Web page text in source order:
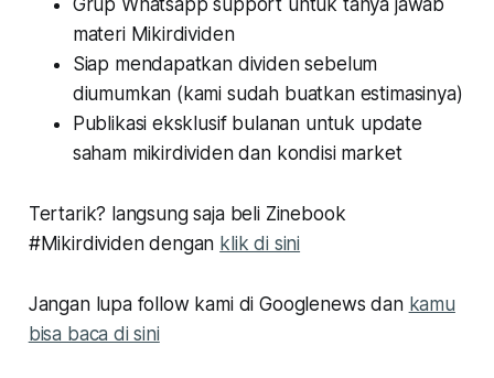
materi Mikirdividen
Siap mendapatkan dividen sebelum
diumumkan (kami sudah buatkan estimasinya)
Publikasi eksklusif bulanan untuk update
saham mikirdividen dan kondisi market
Tertarik? langsung saja beli Zinebook
#Mikirdividen dengan klik di sini
Jangan lupa follow kami di Googlenews dan kamu
bisa baca di sini